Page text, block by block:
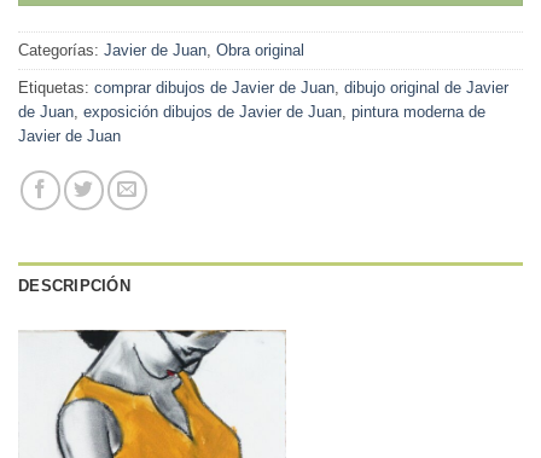
Categorías: Javier de Juan Obra original
Etiquetas: comprar dibujos de Javier de Juan dibujo original de Javier
de Juan exposición dibujos de Javier de Juan pintura moderna de
Javier de Juan
DESCRIPCIÓN